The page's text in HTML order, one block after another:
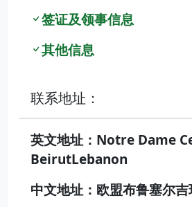
签证及领事信息
其他信息
联系地址：
英文地址：Notre Dame
BeirutLebanon
中文地址：欧盟布鲁塞尔